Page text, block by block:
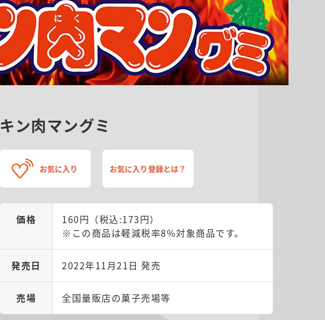
キン肉マングミ
お気に入り お気に入り登録とは？
価格
160円（税込:173円）
※この商品は軽減税率8%対象商品です。
発売日 2022年11月21日 発売
売場 全国量販店の菓子売場等